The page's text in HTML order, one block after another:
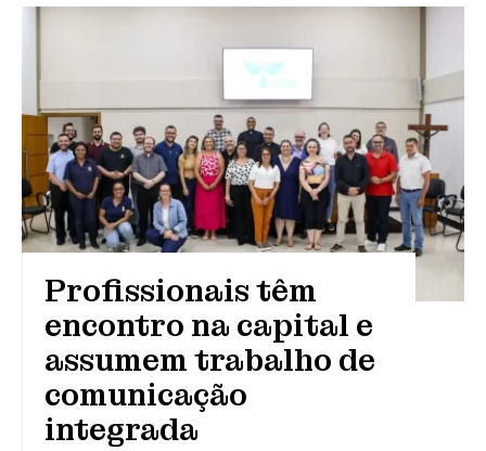
Profissionais têm
encontro na capital e
assumem trabalho de
comunicação
integrada